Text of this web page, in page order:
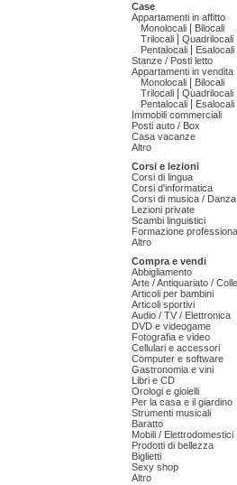
Case
Appartamenti in affitto
Monolocali
Bilocali
Trilocali
Quadrilocali
Pentalocali
Esalocali
Stanze / Posti letto
Appartamenti in vendita
Monolocali
Bilocali
Trilocali
Quadrilocali
Pentalocali
Esalocali
Immobili commerciali
Posti auto / Box
Casa vacanze
Altro
Corsi e lezioni
Corsi di lingua
Corsi d'informatica
Corsi di musica /
Lezioni private
Scambi linguistici
Formazione
Altro
Compra e vendi
Abbigliamento
Arte / Antiquariato /
Articoli per bambini
Articoli sportivi
Audio / TV / Elettronica
DVD e videogame
Fotografia e video
Cellulari e accessori
Computer e software
Gastronomia e vini
Libri e CD
Orologi e gioielli
Per la casa e il giardino
Strumenti musicali
Baratto
Mobili / Elettrodomestici
Prodotti di bellezza
Biglietti
Sexy shop
Altro